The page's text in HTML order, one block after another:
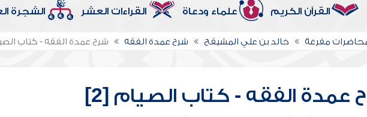
القرآن الكريم علماء ودعاة القراءات العشر الشجرة
مفرغة خالد بن علي المشيقح شرح عمدة الفقه شرح عمدة الفقه - كتاب
عمدة الفقه - كتاب الصيام [2]